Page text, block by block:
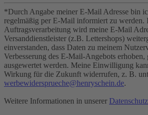
*Durch Angabe meiner E-Mail Adresse bin
regelmäßig per E-Mail informiert zu werden.
Auftragsverarbeitung wird meine E-Mail
Versanddienstleister (z.B. Lettershops)
einverstanden, dass Daten zu meinem
Verbesserung des E-Mail-Angebots erhoben,
ausgewertet werden. Meine Einwilligung
Wirkung für die Zukunft widerrufen, z. B.
werbewidersprueche@henryschein.de.
Weitere Informationen in unserer